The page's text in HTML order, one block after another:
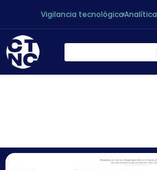
Vigilancia tecnológicaAnalítica